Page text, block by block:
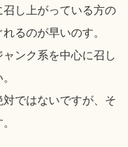
し上がっている方の
るのが早いのす。
ンク系を中心に召し
ではないですが、そ